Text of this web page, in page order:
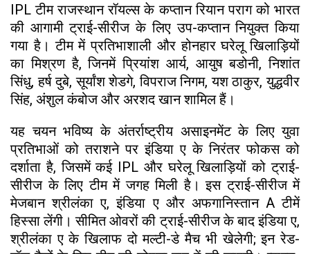
IPL टीम राजस्थान रॉयल्स के कप्तान रियान पराग को भारत
की आगामी ट्राई-सीरीज के लिए उप-कप्तान नियुक्त किया
गया है। टीम में प्रतिभाशाली और होनहार घरेलू खिलाड़ियों
का मिश्रण है, जिनमें प्रियांश आर्य, आयुष बडोनी, निशांत
सिंधु, हर्ष दुबे, सूर्यांश शेडगे, विपराज निगम, यश ठाकुर, युद्धवीर
सिंह, अंशुल कंबोज और अरशद खान शामिल हैं।
यह चयन भविष्य के अंतर्राष्ट्रीय असाइनमेंट के लिए युवा
प्रतिभाओं को तराशने पर इंडिया ए के निरंतर फोकस को
दर्शाता है, जिसमें कई IPL और घरेलू खिलाड़ियों को ट्राई-
सीरीज के लिए टीम में जगह मिली है। इस ट्राई-सीरीज में
मेजबान श्रीलंका ए, इंडिया ए और अफगानिस्तान A टीमें
हिस्सा लेंगी। सीमित ओवरों की ट्राई-सीरीज के बाद इंडिया ए,
श्रीलंका ए के खिलाफ दो मल्टी-डे मैच भी खेलेगी; इन रेड-